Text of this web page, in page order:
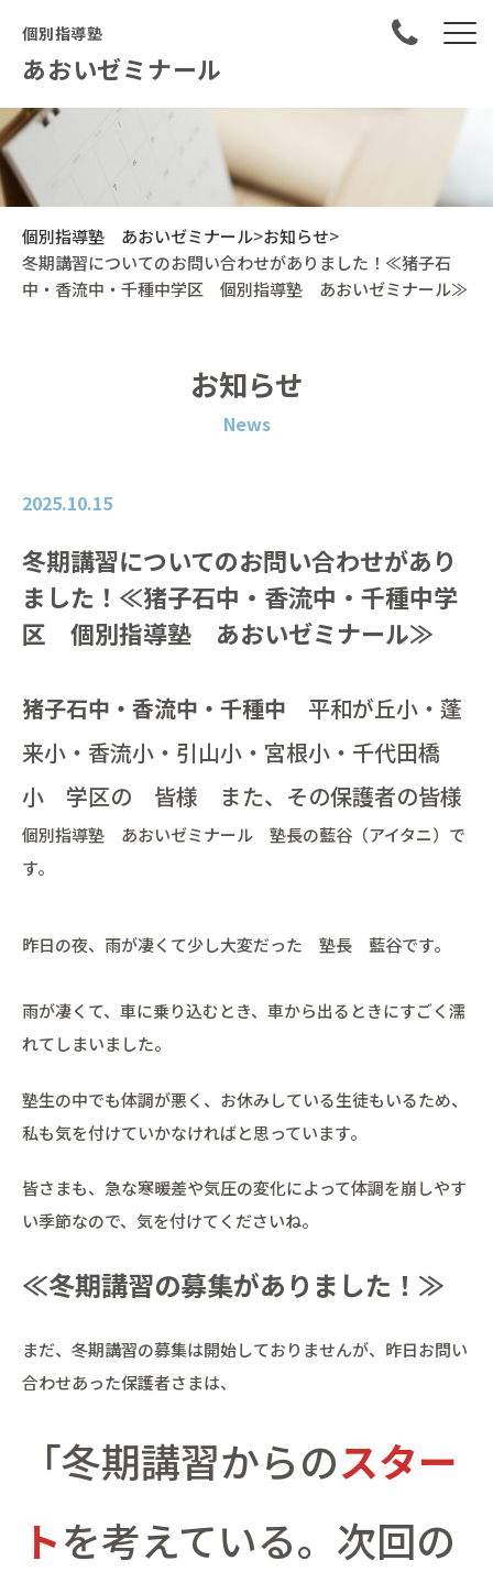
個別指導塾
あおいゼミナール
個別指導塾 あおいゼミナール>お知らせ>
冬期講習についてのお問い合わせがありました！≪猪子石
中・香流中・千種中学区 個別指導塾 あおいゼミナール≫
お知らせ
News
2025.10.15
冬期講習についてのお問い合わせがあり
ました！≪猪子石中・香流中・千種中学
区 個別指導塾 あおいゼミナール≫
猪子石中・香流中・千種中 平和が丘小・蓬
来小・香流小・引山小・宮根小・千代田橋
小 学区の 皆様 また、その保護者の皆様
個別指導塾 あおいゼミナール 塾長の藍谷（アイタニ）で
す。
昨日の夜、雨が凄くて少し大変だった 塾長 藍谷です。
雨が凄くて、車に乗り込むとき、車から出るときにすごく濡
れてしまいました。
塾生の中でも体調が悪く、お休みしている生徒もいるため、
私も気を付けていかなければと思っています。
皆さまも、急な寒暖差や気圧の変化によって体調を崩しやす
い季節なので、気を付けてくださいね。
≪冬期講習の募集がありました！≫
まだ、冬期講習の募集は開始しておりませんが、昨日お問い
合わせあった保護者さまは、
「冬期講習からのスター
トを考えている。次回の